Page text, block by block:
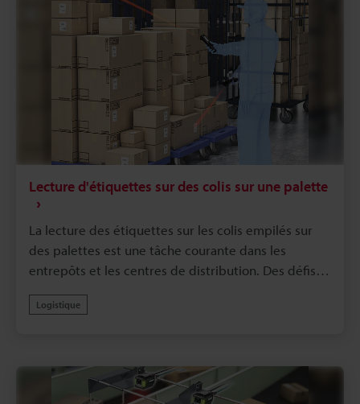
Lecture d'étiquettes sur des colis sur une palette
La lecture des étiquettes sur les colis empilés sur
des palettes est une tâche courante dans les
entrepôts et les centres de distribution. Des défis
codes-barres sur des boîtes en carton empilées en
des obstacles majeurs à l'efficacité
opérationnelle.Le terminal portatif de la Série BT-
Logistique